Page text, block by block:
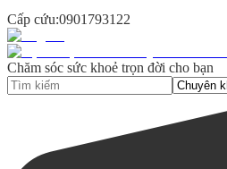
Cấp cứu:0901793122
Chăm sóc sức khoẻ trọn đời cho bạn